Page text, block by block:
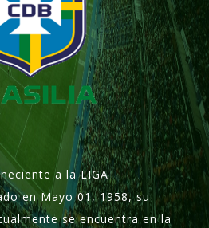
a la LIGA
en Mayo 01, 1958, su
se encuentra en la